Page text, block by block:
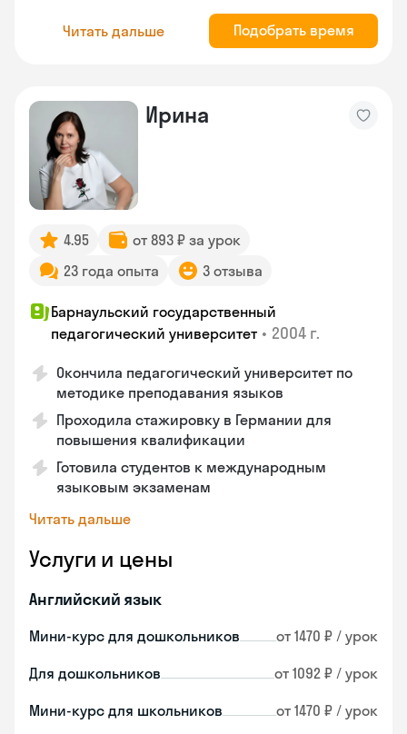
Читать дальше Подобрать время
Ирина
4.95
от 893 ₽ за урок
23 года опыта
3 отзыва
Барнаульский государственный
педагогический университет • 2004 г.
Окончила педагогический университет по
методике преподавания языков
Проходила стажировку в Германии для
повышения квалификации
Готовила студентов к международным
языковым экзаменам
Читать дальше
Услуги и цены
Английский язык
Мини-курс для дошкольников от 1470 ₽ / урок
Для дошкольников от 1092 ₽ / урок
Мини-курс для школьников от 1470 ₽ / урок